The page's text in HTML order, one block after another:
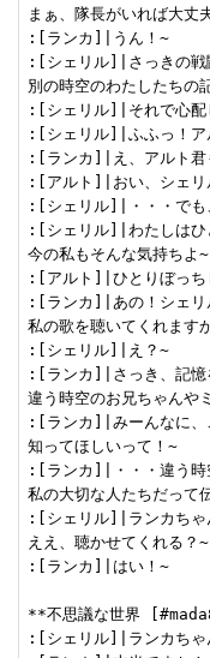
まぁ、隊長がいれば大丈
:[ランカ]|うん！~
:[シェリル]|さっきの戦
別の時空のわたしたちの
:[シェリル]|それで心配
:[シェリル]|ふふっ！ア
:[ランカ]|え、アルト君
:[アルト]|おい、シェリ
:[シェリル]|・・・でも
:[シェリル]|わたしはひ
今の私もそんな気持ちよ~
:[アルト]|ひとりぼっち
:[ランカ]|あの！シェリ
私の歌を聴いてくれます
:[シェリル]|え？~
:[ランカ]|さっき、記憶
違う時空のお兄ちゃんや
:[ランカ]|みーんなに、
知ってほしいって！~
:[ランカ]|・・・違う時
私の大切な人たちだって
:[シェリル]|ランカちゃ
ええ、聴かせてくれる？~
:[ランカ]|はい！~
**不思議な世界
:[シェリル]|ランカちゃ